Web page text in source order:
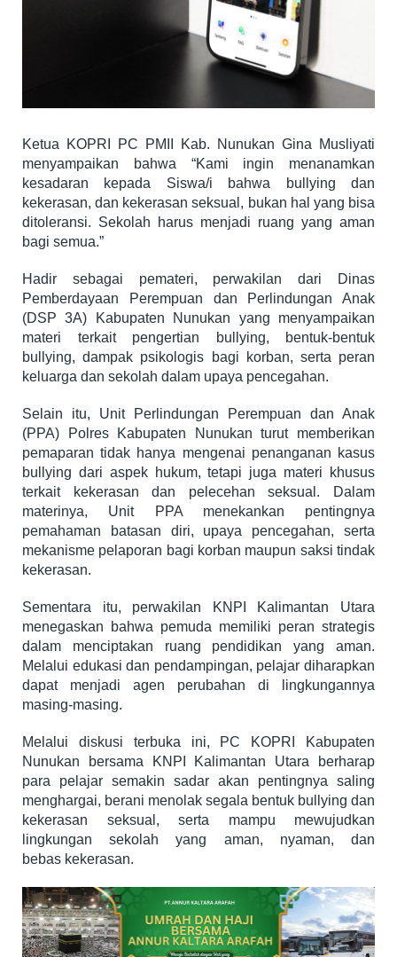
Ketua KOPRI PC PMII Kab. Nunukan Gina Musliyati
menyampaikan bahwa “Kami ingin menanamkan
kesadaran kepada Siswa/i bahwa bullying dan
kekerasan, dan kekerasan seksual, bukan hal yang bisa
ditoleransi. Sekolah harus menjadi ruang yang aman
bagi semua.”
Hadir sebagai pemateri, perwakilan dari Dinas
Pemberdayaan Perempuan dan Perlindungan Anak
(DSP 3A) Kabupaten Nunukan yang menyampaikan
materi terkait pengertian bullying, bentuk-bentuk
bullying, dampak psikologis bagi korban, serta peran
keluarga dan sekolah dalam upaya pencegahan.
Selain itu, Unit Perlindungan Perempuan dan Anak
(PPA) Polres Kabupaten Nunukan turut memberikan
pemaparan tidak hanya mengenai penanganan kasus
bullying dari aspek hukum, tetapi juga materi khusus
terkait kekerasan dan pelecehan seksual. Dalam
materinya, Unit PPA menekankan pentingnya
pemahaman batasan diri, upaya pencegahan, serta
mekanisme pelaporan bagi korban maupun saksi tindak
kekerasan.
Sementara itu, perwakilan KNPI Kalimantan Utara
menegaskan bahwa pemuda memiliki peran strategis
dalam menciptakan ruang pendidikan yang aman.
Melalui edukasi dan pendampingan, pelajar diharapkan
dapat menjadi agen perubahan di lingkungannya
masing-masing.
Melalui diskusi terbuka ini, PC KOPRI Kabupaten
Nunukan bersama KNPI Kalimantan Utara berharap
para pelajar semakin sadar akan pentingnya saling
menghargai, berani menolak segala bentuk bullying dan
kekerasan seksual, serta mampu mewujudkan
lingkungan sekolah yang aman, nyaman, dan
bebas kekerasan.